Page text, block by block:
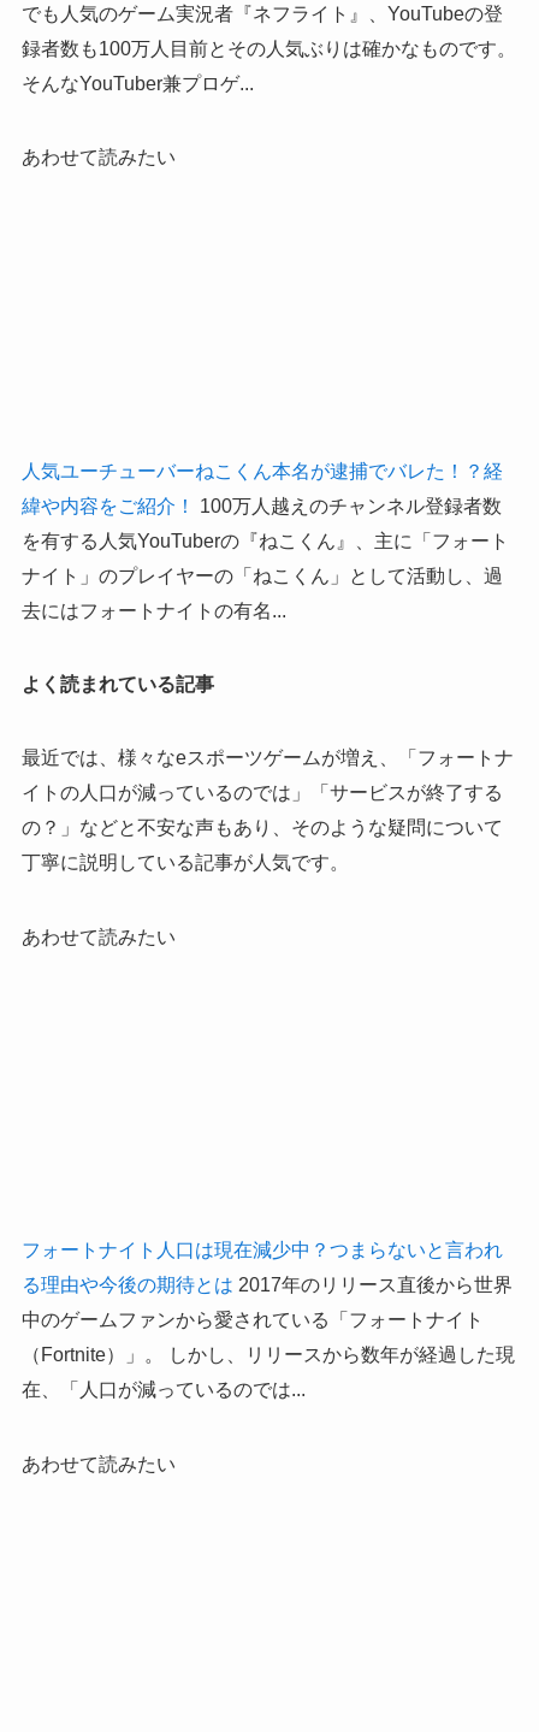
でも人気のゲーム実況者『ネフライト』、YouTubeの登
録者数も100万人目前とその人気ぶりは確かなものです。
そんなYouTuber兼プロゲ...
あわせて読みたい
人気ユーチューバーねこくん本名が逮捕でバレた！？経
緯や内容をご紹介！
100万人越えのチャンネル登録者数
を有する人気YouTuberの『ねこくん』、主に「フォート
ナイト」のプレイヤーの「ねこくん」として活動し、過
去にはフォートナイトの有名...
よく読まれている記事
最近では、様々なeスポーツゲームが増え、「フォートナ
イトの人口が減っているのでは」「サービスが終了する
の？」などと不安な声もあり、そのような疑問について
丁寧に説明している記事が人気です。
あわせて読みたい
フォートナイト人口は現在減少中？つまらないと言われ
る理由や今後の期待とは 2017年のリリース直後から世界
中のゲームファンから愛されている「フォートナイト
（Fortnite）」。 しかし、リリースから数年が経過した現
在、「人口が減っているのでは...
あわせて読みたい